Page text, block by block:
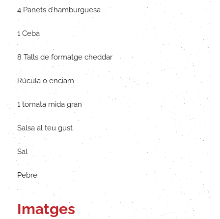
4 Panets d’hamburguesa
1 Ceba
8 Talls de formatge cheddar
Rúcula o enciam
1 tomata mida gran
Salsa al teu gust
Sal
Pebre
Imatges